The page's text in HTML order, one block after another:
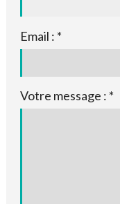
Email : *
Votre message : *